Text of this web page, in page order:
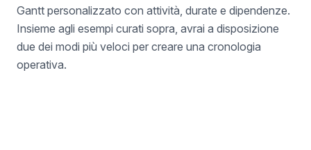
Gantt personalizzato con attività, durate e dipendenze.
Insieme agli esempi curati sopra, avrai a disposizione
due dei modi più veloci per creare una cronologia
operativa.